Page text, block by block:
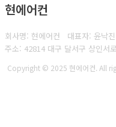
현에어컨
회사명: 현에어컨 대표자: 윤낙진
주소: 42814 대구 달서구 상인서
Copyright © 2025 현에어컨. All